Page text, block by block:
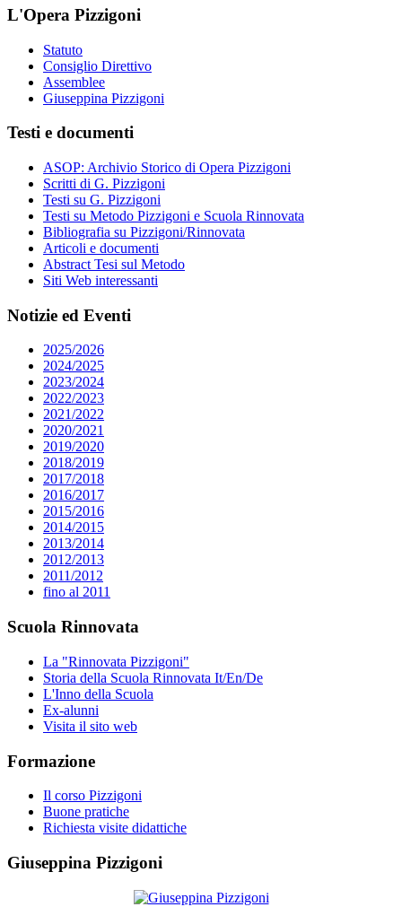
L'Opera Pizzigoni
Statuto
Consiglio Direttivo
Assemblee
Giuseppina Pizzigoni
Testi e documenti
ASOP: Archivio Storico di Opera Pizzigoni
Scritti di G. Pizzigoni
Testi su G. Pizzigoni
Testi su Metodo Pizzigoni e Scuola Rinnovata
Bibliografia su Pizzigoni/Rinnovata
Articoli e documenti
Abstract Tesi sul Metodo
Siti Web interessanti
Notizie ed Eventi
2025/2026
2024/2025
2023/2024
2022/2023
2021/2022
2020/2021
2019/2020
2018/2019
2017/2018
2016/2017
2015/2016
2014/2015
2013/2014
2012/2013
2011/2012
fino al 2011
Scuola Rinnovata
La "Rinnovata Pizzigoni"
Storia della Scuola Rinnovata It/En/De
L'Inno della Scuola
Ex-alunni
Visita il sito web
Formazione
Il corso Pizzigoni
Buone pratiche
Richiesta visite didattiche
Giuseppina Pizzigoni